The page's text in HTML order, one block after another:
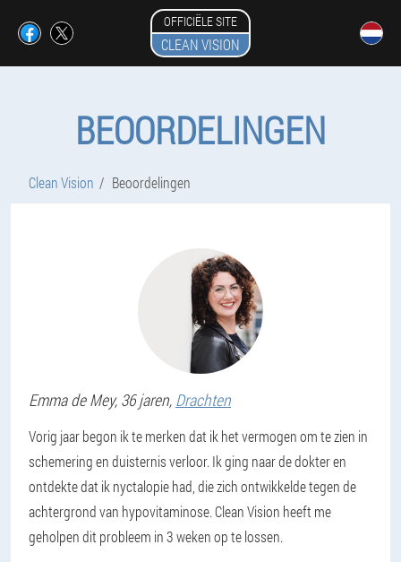
OFFICIËLE SITE
CLEAN VISION
BEOORDELINGEN
Clean Vision Beoordelingen
Emma de Mey, 36 jaren, Drachten
Vorig jaar begon ik te merken dat ik het vermogen om te zien in
schemering en duisternis verloor. Ik ging naar de dokter en
ontdekte dat ik nyctalopie had, die zich ontwikkelde tegen de
achtergrond van hypovitaminose. Clean Vision heeft me
geholpen dit probleem in 3 weken op te lossen.